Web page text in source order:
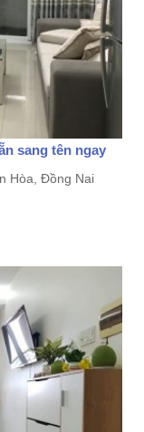
sang tên ngay
Hòa, Đồng Nai